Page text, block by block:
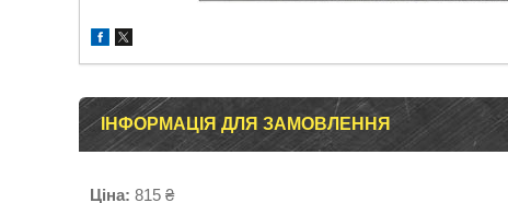
ІНФОРМАЦІЯ ДЛЯ ЗАМОВЛЕННЯ
Ціна: 815 ₴